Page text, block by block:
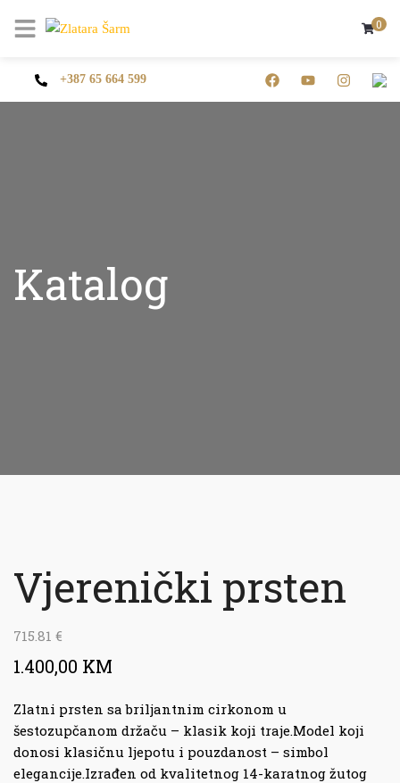
+387 65 664 599
Katalog
0
Vjerenički prsten
715.81 €
1.400,00 KM
Zlatni prsten sa briljantnim cirkonom u
šestozupčanom držaču – klasik koji traje.Model koji
donosi klasičnu ljepotu i pouzdanost – simbol
elegancije.Izrađen od kvalitetnog 14-karatnog žutog